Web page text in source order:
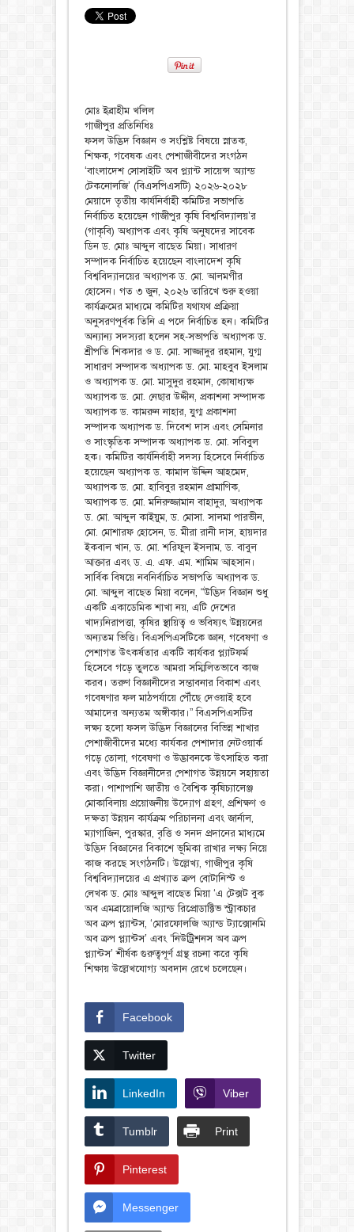
মোঃ ইব্রাহীম খলিল
‎গাজীপুর প্রতিনিধিঃ
‎ফসল উদ্ভিদ বিজ্ঞান ও সংশ্লিষ্ট বিষয়ে স্নাতক,
শিক্ষক, গবেষক এবং পেশাজীবীদের সংগঠন
‘বাংলাদেশ সোসাইটি অব প্ল্যান্ট সায়েন্স অ্যান্ড
টেকনোলজি’ (বিএসপিএসটি) ২০২৬-২০২৮
মেয়াদে তৃতীয় কার্যনির্বাহী কমিটির সভাপতি
নির্বাচিত হয়েছেন গাজীপুর কৃষি বিশ্ববিদ্যালয়’র
(গাকৃবি) অধ্যাপক এবং কৃষি অনুষদের সাবেক
ডিন ড. মোঃ আব্দুল বাছেত মিয়া। সাধারণ
সম্পাদক নির্বাচিত হয়েছেন বাংলাদেশ কৃষি
বিশ্ববিদ্যালয়ের অধ্যাপক ড. মো. আলমগীর
হোসেন। গত ৩ জুন, ২০২৬ তারিখে শুরু হওয়া
কার্যক্রমের মাধ্যমে কমিটির যথাযথ প্রক্রিয়া
অনুসরণপূর্বক তিনি এ পদে নির্বাচিত হন। কমিটির
অন্যান্য সদস্যরা হলেন সহ-সভাপতি অধ্যাপক ড.
শ্রীপতি শিকদার ও ড. মো. সাজ্জাদুর রহমান, যুগ্ম
সাধারণ সম্পাদক অধ্যাপক ড. মো. মাহবুব ইসলাম
ও অধ্যাপক ড. মো. মাসুদুর রহমান, কোষাধ্যক্ষ
অধ্যাপক ড. মো. নেছার উদ্দীন, প্রকাশনা সম্পাদক
অধ্যাপক ড. কামরুন নাহার, যুগ্ম প্রকাশনা
সম্পাদক অধ্যাপক ড. দিবেশ দাস এবং সেমিনার
ও সাংস্কৃতিক সম্পাদক অধ্যাপক ড. মো. সবিবুল
হক। কমিটির কার্যনির্বাহী সদস্য হিসেবে নির্বাচিত
হয়েছেন অধ্যাপক ড. কামাল উদ্দিন আহমেদ,
অধ্যাপক ড. মো. হাবিবুর রহমান প্রামাণিক,
অধ্যাপক ড. মো. মনিরুজ্জামান বাহাদুর, অধ্যাপক
ড. মো. আব্দুল কাইয়ুম, ড. মোসা. সালমা পারভীন,
মো. মোশারফ হোসেন, ড. মীরা রানী দাস, হায়দার
ইকবাল খান, ড. মো. শরিফুল ইসলাম, ড. বাবুল
আক্তার এবং ড. এ. এফ. এম. শামিম আহসান।
সার্বিক বিষয়ে নবনির্বাচিত সভাপতি অধ্যাপক ড.
মো. আব্দুল বাছেত মিয়া বলেন, “উদ্ভিদ বিজ্ঞান শুধু
একটি একাডেমিক শাখা নয়, এটি দেশের
খাদ্যনিরাপত্তা, কৃষির স্থায়িত্ব ও ভবিষ্যৎ উন্নয়নের
অন্যতম ভিত্তি। বিএসপিএসটিকে জ্ঞান, গবেষণা ও
পেশাগত উৎকর্ষতার একটি কার্যকর প্ল্যাটফর্ম
হিসেবে গড়ে তুলতে আমরা সম্মিলিতভাবে কাজ
করব। তরুণ বিজ্ঞানীদের সম্ভাবনার বিকাশ এবং
গবেষণার ফল মাঠপর্যায়ে পৌঁছে দেওয়াই হবে
আমাদের অন্যতম অঙ্গীকার।” বিএসপিএসটির
লক্ষ্য হলো ফসল উদ্ভিদ বিজ্ঞানের বিভিন্ন শাখার
পেশাজীবীদের মধ্যে কার্যকর পেশাদার নেটওয়ার্ক
গড়ে তোলা, গবেষণা ও উদ্ভাবনকে উৎসাহিত করা
এবং উদ্ভিদ বিজ্ঞানীদের পেশাগত উন্নয়নে সহায়তা
করা। পাশাপাশি জাতীয় ও বৈশ্বিক কৃষিচ্যালেঞ্জ
মোকাবিলায় প্রয়োজনীয় উদ্যোগ গ্রহণ, প্রশিক্ষণ ও
দক্ষতা উন্নয়ন কার্যক্রম পরিচালনা এবং জার্নাল,
ম্যাগাজিন, পুরস্কার, বৃত্তি ও সনদ প্রদানের মাধ্যমে
উদ্ভিদ বিজ্ঞানের বিকাশে ভূমিকা রাখার লক্ষ্য নিয়ে
কাজ করছে সংগঠনটি। উল্লেখ্য, গাজীপুর কৃষি
বিশ্ববিদ্যালয়ের এ প্রখ্যাত ক্রপ বোটানিস্ট ও
লেখক ড. মোঃ আব্দুল বাছেত মিয়া ‘এ টেক্সট বুক
অব এমব্রায়োলজি অ্যান্ড রিপ্রোডাক্টিভ স্ট্রাকচার
অব ক্রপ প্ল্যান্টস, ‘মোরফোলজি অ্যান্ড ট্যাক্সোনমি
অব ক্রপ প্ল্যান্টস’ এবং ‘নিউট্রিশনস অব ক্রপ
প্ল্যান্টস’ শীর্ষক গুরুত্বপূর্ণ গ্রন্থ রচনা করে কৃষি
শিক্ষায় উল্লেখযোগ্য অবদান রেখে চলেছেন।
Facebook
Twitter
LinkedIn Viber
Tumblr Print
Pinterest
Messenger